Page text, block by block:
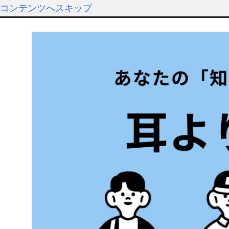
コンテンツへスキップ